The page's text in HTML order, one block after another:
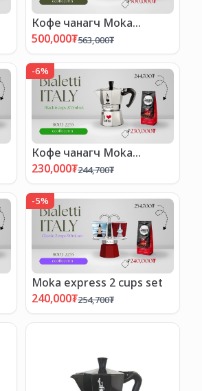
Кофе чанагч Moka
express set
500,000₮563,000₮
-6%
Кофе чанагч Moka
express set -Copy
230,000₮244,700₮
-5%
Moka express 2 cups set
240,000₮254,700₮